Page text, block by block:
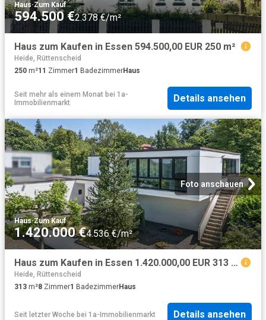
Haus·Zum Kauf
594.500 €2.378 €/m²
Haus zum Kaufen in Essen 594.500,00 EUR 250 m²
Heide, Rüttenscheid
250 m²11 Zimmer1 BadezimmerHaus
Seit mehr als einem Monat bei 1a-
Immobilienmarkt
Details ansehen
Foto anschauen
Haus·Zum Kauf
1.420.000 €4.536 €/m²
Haus zum Kaufen in Essen 1.420.000,00 EUR 313 m²
Heide, Rüttenscheid
313 m²8 Zimmer1 BadezimmerHaus
Seit letzter Woche bei 1a-Immobilienmarkt Details ansehen